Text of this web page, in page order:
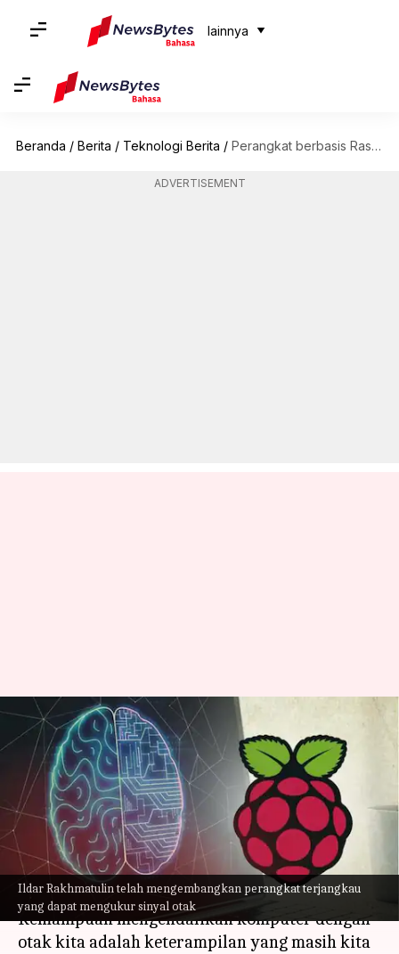
lainnya
Beranda / Berita / Teknologi Berita / Perangkat berbasis Raspberry Pi ini memungkinkan Anda mengontrol komputer dengan otak
ADVERTISEMENT
Ildar Rakhmatulin telah mengembangkan perangkat terjangkau
yang dapat mengukur sinyal otak
Perangkat berbasis Raspberry
Pi ini memungkinkan Anda
mengontrol komputer dengan
otak
menulis Bob Mar 22, 2023 01:26 pm
Apa ceritanya
Kemampuan mengendalikan komputer dengan
otak kita adalah keterampilan yang masih kita